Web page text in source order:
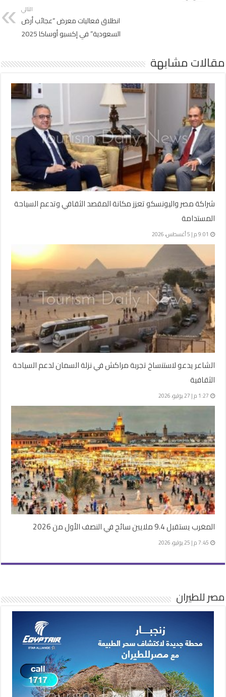
التالي
انطلاق فعاليات معرض “عجائب أرض
السعودية” في إكسبو أوساكا 2025
مقالات مشابهة
شراكة مصر واليونسكو تعزز مكانة المقصد الثقافي وتدعم السياحة
المستدامة
9:01 م | 5 أغسطس، 2026
الشاعر يدعو لاستنساخ تجربة مراكش في نزلة السمان لدعم السياحة
الثقافية
1:27 م | 27 يوليو، 2026
المغرب يستقبل 9.4 ملايين سائح في النصف الأول من 2026
7:45 م | 25 يوليو، 2026
مصر للطيران